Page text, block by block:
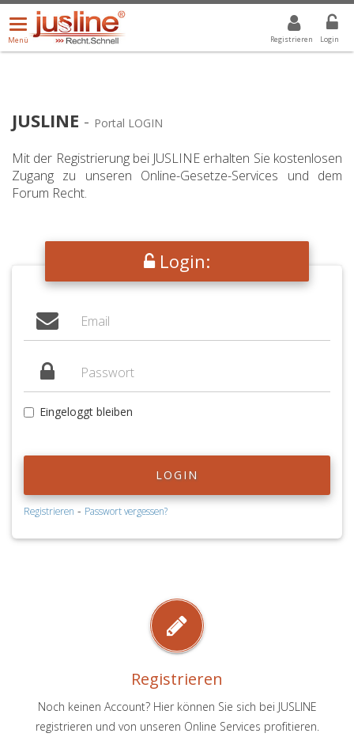
Registrieren Login
Menü
öffnen/schließen
Menü
ALLE DROPDOWN: GEWÄHLTER WERT IST ALLE
JUSLINE - Portal LOGIN
Mit der Registrierung bei JUSLINE erhalten Sie kostenlosen
Zugang zu unseren Online-Gesetze-Services und dem
Forum Recht.
Login:
Eingeloggt bleiben
LOGIN
Registrieren - Passwort vergessen?
Registrieren
Noch keinen Account? Hier können Sie sich bei JUSLINE
registrieren und von unseren Online Services profitieren.